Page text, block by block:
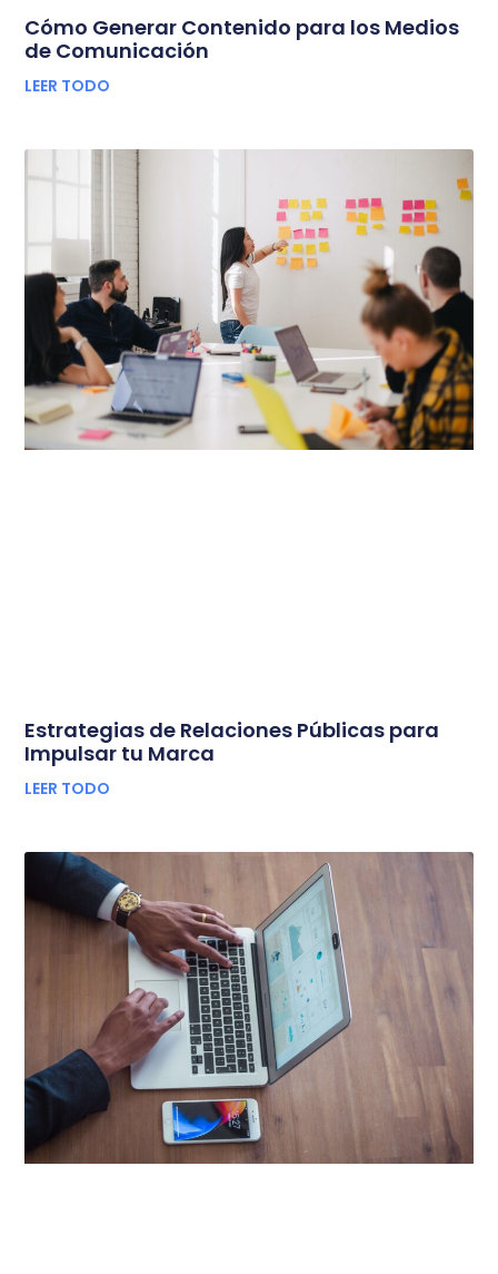
Cómo Generar Contenido para los Medios
de Comunicación
LEER TODO
Estrategias de Relaciones Públicas para
Impulsar tu Marca
LEER TODO